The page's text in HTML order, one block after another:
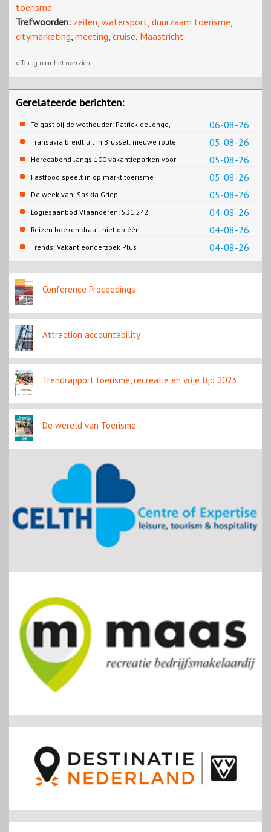
toerisme
Trefwoorden: zeilen, watersport, duurzaam toerisme,
citymarketing, meeting, cruise, Maastricht
« Terug naar het overzicht
Gerelateerde berichten:
06-08-26
Te gast bij de wethouder: Patrick de Jonge,
Gemeente Emmen
05-08-26
Transavia breidt uit in Brussel: nieuwe route
naar Porto
05-08-26
Horecabond langs 100 vakantieparken voor
Cao-recreatie
05-08-26
Fastfood speelt in op markt toerisme
05-08-26
De week van: Saskia Griep
04-08-26
Logiesaanbod Vlaanderen: 531.242
slaapplaatsen
04-08-26
Reizen boeken draait niet op één
contentbron
04-08-26
Trends: Vakantieonderzoek Plus
Conference Proceedings
Attraction accountability
Trendrapport toerisme, recreatie en vrije tijd 2023
De wereld van Toerisme